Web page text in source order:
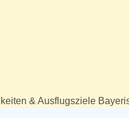
& Ausflugsziele